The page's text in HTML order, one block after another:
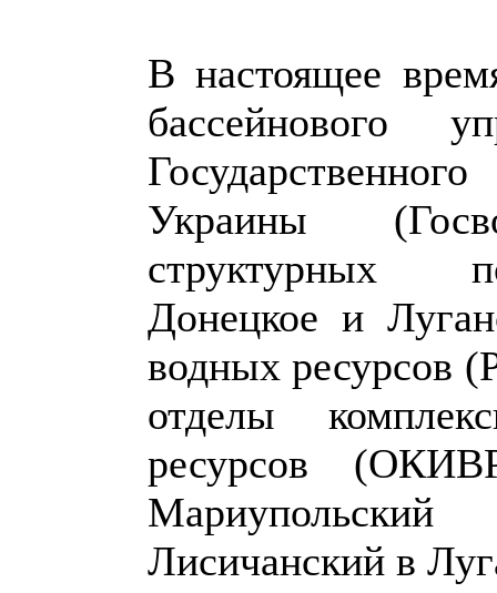
В настоящее
бассейнового
Украины
структурных
Донецкое и
водных ресурсов
отделы
ресурсов
Лисичанский в